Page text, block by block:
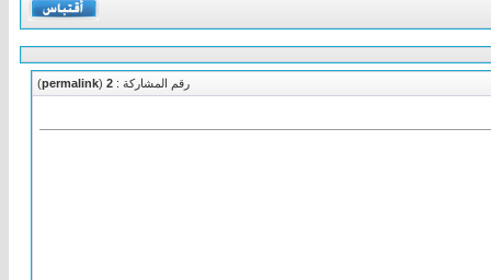
رقم المشاركة : 2
(
permalink
)